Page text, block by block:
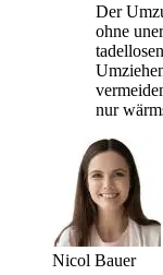
Der
ohne
nur
Nicol Bauer